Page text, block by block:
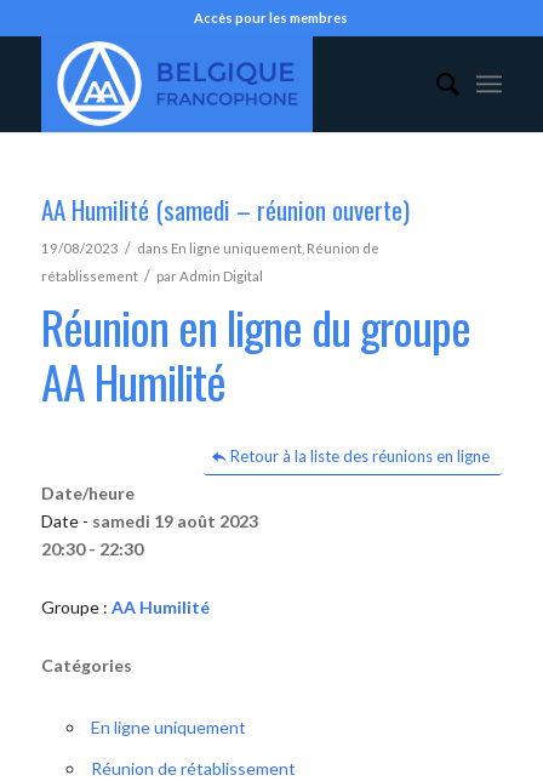
Accès pour les membres
AA Humilité (samedi – réunion ouverte)
19/08/2023 / dans En ligne uniquement, Réunion de
rétablissement / parAdmin Digital
Réunion en ligne du groupe
AA Humilité
Retour à la liste des réunions en ligne
Date/heure
Date - samedi 19 août 2023
20:30 - 22:30
Groupe : AA Humilité
Catégories
En ligne uniquement
Réunion de rétablissement